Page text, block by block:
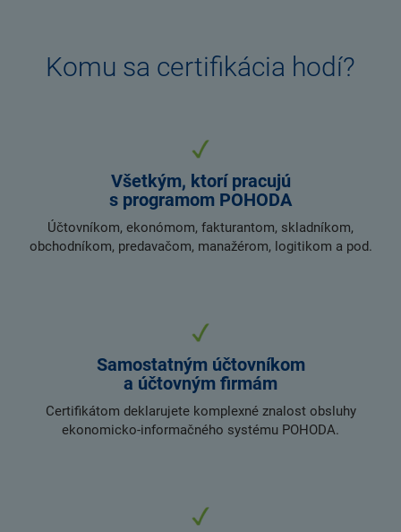
Komu sa certifikácia hodí?
Všetkým, ktorí pracujú
s programom POHODA
Účtovníkom, ekonómom, fakturantom, skladníkom,
obchodníkom, predavačom, manažérom, logitikom a pod.
Samostatným účtovníkom
a účtovným firmám
Certifikátom deklarujete komplexné znalost obsluhy
ekonomicko-informačného systému POHODA.